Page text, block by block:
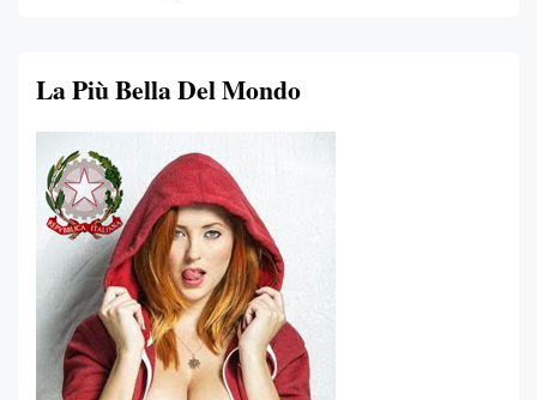
La Più Bella Del Mondo